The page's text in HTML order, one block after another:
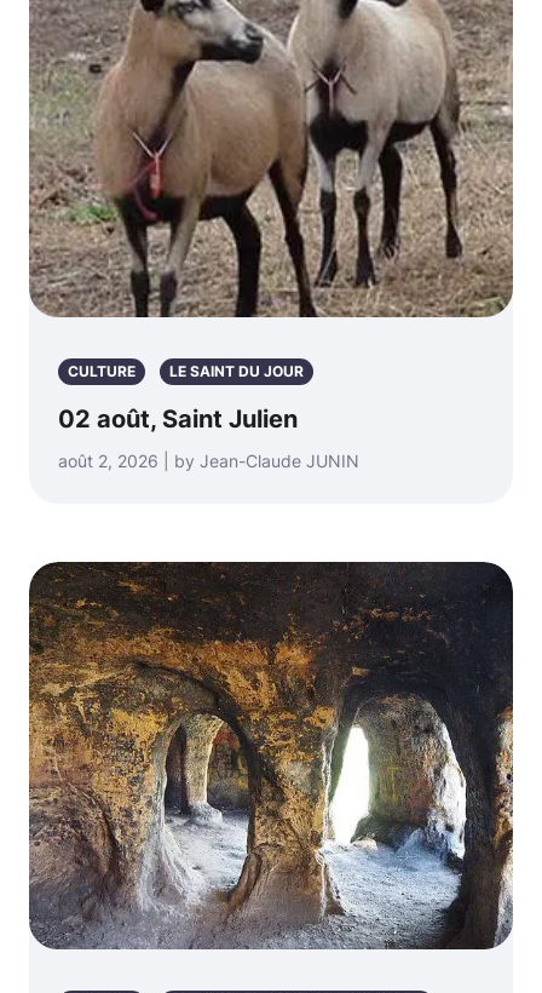
CULTURE LE SAINT DU JOUR
02 août, Saint Julien
août 2, 2026 | by Jean-Claude JUNIN